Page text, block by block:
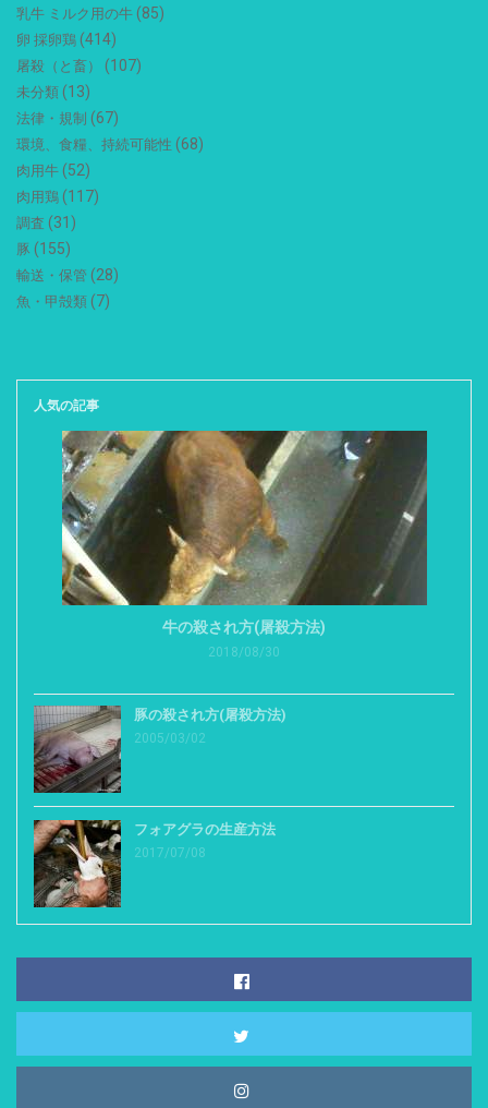
乳牛 ミルク用の牛 (85)
卵 採卵鶏 (414)
屠殺（と畜） (107)
未分類 (13)
法律・規制 (67)
環境、食糧、持続可能性 (68)
肉用牛 (52)
肉用鶏 (117)
調査 (31)
豚 (155)
輸送・保管 (28)
魚・甲殻類 (7)
人気の記事
牛の殺され方(屠殺方法)
2018/08/30
豚の殺され方(屠殺方法)
2005/03/02
フォアグラの生産方法
2017/07/08